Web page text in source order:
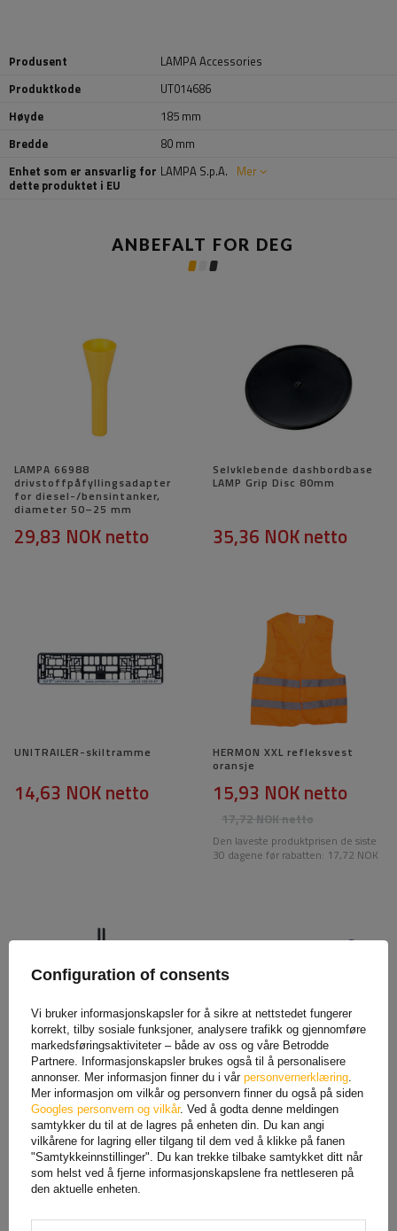
Produsent
LAMPA Accessories
Produktkode
UT014686
Høyde
185 mm
Bredde
80 mm
Enhet som er ansvarlig for
dette produktet i EU
LAMPA S.p.A. Mer
ANBEFALT FOR DEG
LAMPA 66988
drivstoffpåfyllingsadapter
for diesel-/bensintanker,
diameter 50–25 mm
29,83 NOKnetto
Selvklebende dashbordbase
LAMP Grip Disc 80mm
35,36 NOKnetto
UNITRAILER-skiltramme
14,63 NOKnetto
HERMON XXL refleksvest
oransje
17,72 NOKnetto
15,93 NOKnetto
Den laveste produktprisen de siste
30 dagene før rabatten: 17,72 NOK
LAMPA Contour
dørkantbeskyttelseslister 2
stk. svart
48,04 NOK netto
40,81 NOKnetto
Den laveste produktprisen de siste
30 dagene før rabatten:43,25 NOK
Snøbørste med glassskrape
LAMP 370x80mm
30,32 NOKnetto
Configuration of consents
Vi bruker informasjonskapsler for å sikre at nettstedet fungerer
korrekt, tilby sosiale funksjoner, analysere trafikk og gjennomføre
markedsføringsaktiviteter – både av oss og våre Betrodde
Partnere. Informasjonskapsler brukes også til å personalisere
annonser. Mer informasjon finner du i vår personvernerklæring
Mer informasjon om vilkår og personvern finner du også på siden
Googles personvern og vilkår. Ved å godta denne meldingen
samtykker du til at de lagres på enheten din. Du kan angi
vilkårene for lagring eller tilgang til dem ved å klikke på fanen
"Samtykkeinnstillinger". Du kan trekke tilbake samtykket ditt når
som helst ved å fjerne informasjonskapslene fra nettleseren på
den aktuelle enheten.